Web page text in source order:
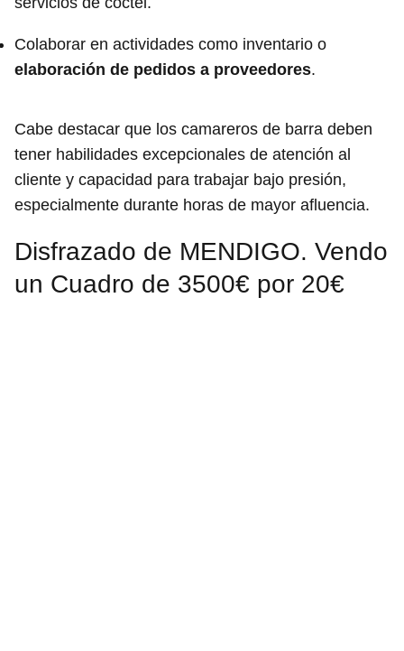
Colaborar en actividades como inventario o
elaboración de pedidos a proveedores.
Cabe destacar que los camareros de barra deben
tener habilidades excepcionales de atención al
cliente y capacidad para trabajar bajo presión,
especialmente durante horas de mayor afluencia.
Disfrazado de MENDIGO. Vendo
un Cuadro de 3500€ por 20€